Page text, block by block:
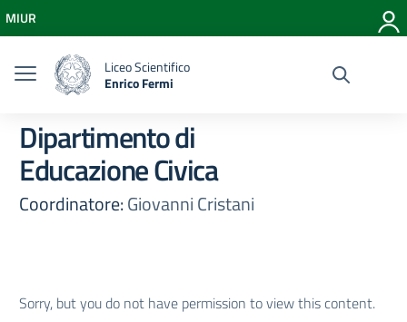
Vai al menu di navigazione
Vai al footer
MIUR
Liceo Scientifico
Enrico Fermi
Dipartimento di
Educazione Civica
Coordinatore:Giovanni Cristani
Sorry, but you do not have permission to view this content.